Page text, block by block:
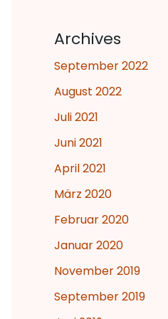
Archives
September 2022
August 2022
Juli 2021
Juni 2021
April 2021
März 2020
Februar 2020
Januar 2020
November 2019
September 2019